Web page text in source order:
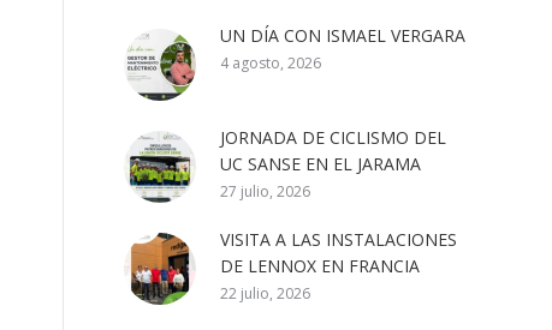
UN DÍA CON ISMAEL VERGARA
4 agosto, 2026
JORNADA DE CICLISMO DEL
UC SANSE EN EL JARAMA
27 julio, 2026
VISITA A LAS INSTALACIONES
DE LENNOX EN FRANCIA
22 julio, 2026